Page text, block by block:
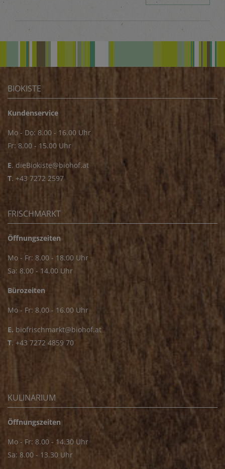
BIOKISTE
Kundenservice
Mo - Do: 8.00 - 16.00 Uhr
Fr: 8.00 - 15.00 Uhr
E. dieBiokiste@biohof.at
T. +43 7272 2597
FRISCHMARKT
Öffnungszeiten
Mo - Fr: 8.00 - 18.00 Uhr
Sa: 8.00 - 14.00 Uhr
Bürozeiten
Mo - Fr: 8.00 - 16.00 Uhr
E. biofrischmarkt@biohof.at
T. +43 7272 4859 70
KULINARIUM
Öffnungszeiten
Mo - Fr: 8.00 - 14.30 Uhr
Sa: 8.00 - 13.30 Uhr